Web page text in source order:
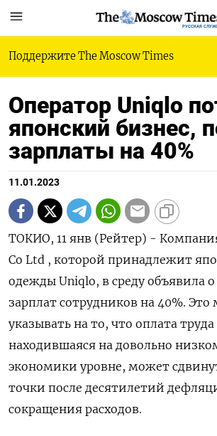
РУССКАЯ
Поддержите The Moscow Times
Оператор Uniqlo
японский бизнес,
зарплаты на 40%
11.01.2023
ТОКИО, 11 янв (Рейтер) -
Co Ltd , которой принадлежит
одежды Uniqlo, в среду объявила
зарплат сотрудников на 40%.
указывать на то, что оплата
находившаяся на довольно
экономики уровне, может
точки после десятилетий
сокращения расходов.